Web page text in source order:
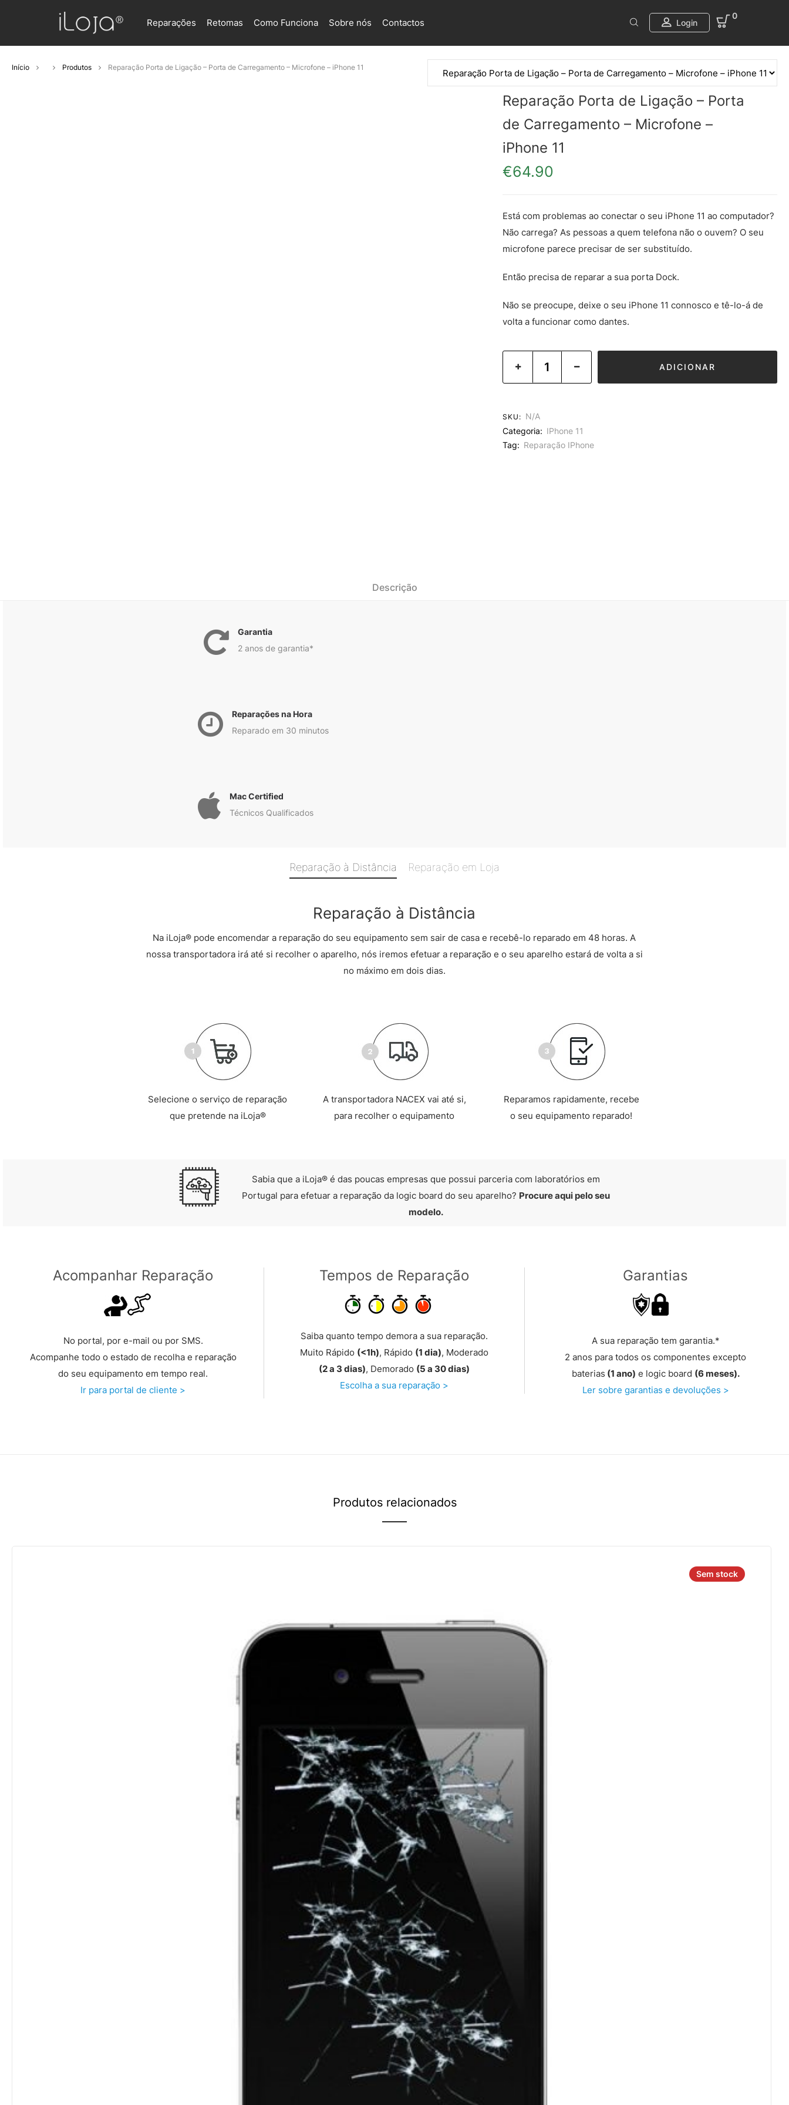
Reparações Retomas Como Funciona Sobre nós Contactos Login
0
Início Produtos Reparação Porta de Ligação – Porta de Carregamento – Microfone – iPhone 11
Reparação Porta de Ligação – Porta
de Carregamento – Microfone –
iPhone 11
€64.90
Está com problemas ao conectar o seu iPhone 11 ao computador?
Não carrega? As pessoas a quem telefona não o ouvem? O seu
microfone parece precisar de ser substituído.
Então precisa de reparar a sua porta Dock.
Não se preocupe, deixe o seu iPhone 11 connosco e tê-lo-á de
volta a funcionar como dantes.
ADICIONAR
SKU: N/A
Categoria: IPhone 11
Tag: Reparação IPhone
Descrição
Garantia
2 anos de garantia*
Reparações na Hora
Reparado em 30 minutos
Mac Certified
Técnicos Qualificados
Reparação à Distância Reparação em Loja
Reparação à Distância
Na iLoja® pode encomendar a reparação do seu equipamento sem sair de casa e recebê-lo reparado em 48 horas. A
nossa transportadora irá até si recolher o aparelho, nós iremos efetuar a reparação e o seu aparelho estará de volta a si
no máximo em dois dias.
Selecione o serviço de reparação
que pretende na iLoja®
A transportadora NACEX vai até si,
para recolher o equipamento
Reparamos rapidamente, recebe
o seu equipamento reparado!
Sabia que a iLoja® é das poucas empresas que possui parceria com laboratórios em
Portugal para efetuar a reparação da logic board do seu aparelho? Procure aqui pelo seu
modelo.
Acompanhar Reparação
No portal, por e-mail ou por SMS.
Acompanhe todo o estado de recolha e reparação
do seu equipamento em tempo real.
Ir para portal de cliente >
Tempos de Reparação
Saiba quanto tempo demora a sua reparação.
Muito Rápido (<1h), Rápido (1 dia), Moderado
(2 a 3 dias), Demorado (5 a 30 dias)
Escolha a sua reparação >
Garantias
A sua reparação tem garantia.*
2 anos para todos os componentes excepto
baterias (1 ano) e logic board (6 meses).
Ler sobre garantias e devoluções >
Produtos relacionados
Sem stock